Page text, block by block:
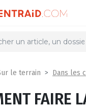
le terrain Dans les
FAIRE